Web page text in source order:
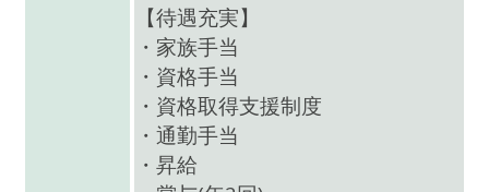
【待遇充実】
・家族手当
・資格手当
・資格取得支援制度
・通勤手当
・昇給